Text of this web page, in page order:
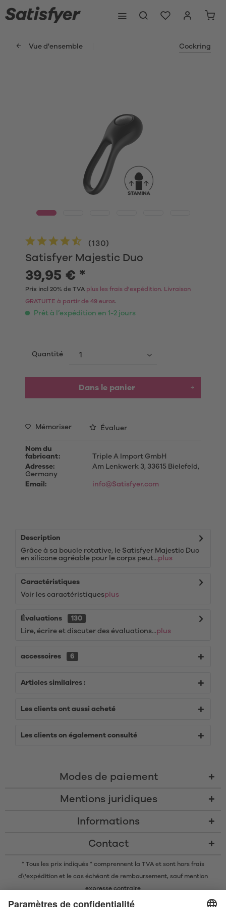
Vue d'ensemble Cockring
Satisfyer Majestic Duo
(130)
39,95 € *
Prix incl 20% de TVA plus les frais d'expédition. Livraison
GRATUITE à partir de 49 euros.
Prêt à l’expédition en 1-2 jours
Quantité
Dans le panier
Mémoriser Évaluer
Nom du
fabricant:
Triple A Import GmbH
Adresse:
Am Lenkwerk 3, 33615 Bielefeld,
Germany
Email:
info@Satisfyer.com
Description
Grâce à sa boucle rotative, le Satisfyer Majestic Duo
en silicone agréable pour le corps peut...plus
Caractéristiques
Voir les caractéristiquesplus
Évaluations
130
Lire, écrire et discuter des évaluations...plus
accessoires 6
Articles similaires :
Les clients ont aussi acheté
Les clients on également consulté
Modes de paiement
Mentions juridiques
Informations
Contact
* Tous les prix indiqués * comprennent la TVA et sont hors frais
d\'expédition et le cas échéant de remboursement, sauf mention
expresse contraire
* La marque nominative et les logos Bluetooth® sont des marques